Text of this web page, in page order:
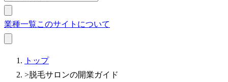
業種一覧このサイトについて
トップ
>脱毛サロンの開業ガイド